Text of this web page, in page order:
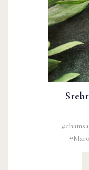
#chamsa